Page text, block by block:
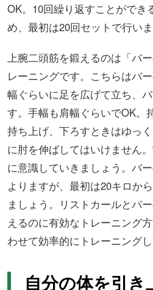
OK。10回繰り返すことができ
め、最初は20回セットで行いま
上腕二頭筋を鍛えるのは「バ
レーニングです。こちらはバ
幅ぐらいに足を広げて立ち、
す。手幅も肩幅ぐらいでOK。
持ち上げ、下ろすときはゆっ
に肘を伸ばしてはいけません
に意識していきましょう。バ
よりますが、最初は20キロか
ましょう。リストカールとバ
えるのに有効なトレーニング
わせて効率的にトレーニングし
自分の体を引き